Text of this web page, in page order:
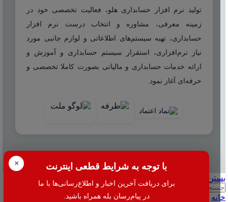
× با توجه به شرایط قطعی اینترنت
برای دریافت آخرین اخبار و اطلاع‌رسانی‌ها با ما
در پیام‌رسان بله همراه باشید.
تولید نرم افزار حسابداری هلو، فعالیت تخصصی خود در
زمینه معرفی، مشاوره و انتخاب درست نرم افزار
حسابداری، تهیه سیستم‌های اطلاعاتی و لوازم جانبی مورد
نیاز نرم‌افزاری، استقرار سیستم حسابداری و آموزش و
ارائه خدمات حسابداری و مالیاتی بصورت کاملا تخصصی و
حرفه‌ای آغاز نمود.
بستن
جستجو
خانه